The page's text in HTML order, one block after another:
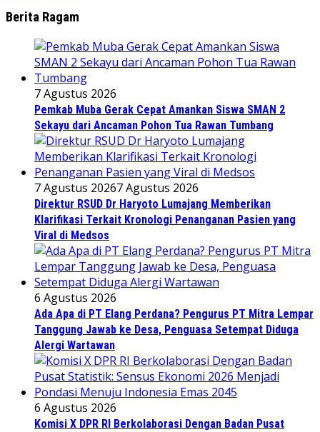
Berita Ragam
7 Agustus 2026
Pemkab Muba Gerak Cepat Amankan Siswa SMAN 2
Sekayu dari Ancaman Pohon Tua Rawan Tumbang
7 Agustus 20267 Agustus 2026
Direktur RSUD Dr Haryoto Lumajang Memberikan
Klarifikasi Terkait Kronologi Penanganan Pasien yang
Viral di Medsos
6 Agustus 2026
Ada Apa di PT Elang Perdana? Pengurus PT Mitra Lempar
Tanggung Jawab ke Desa, Penguasa Setempat Diduga
Alergi Wartawan
6 Agustus 2026
Komisi X DPR RI Berkolaborasi Dengan Badan Pusat